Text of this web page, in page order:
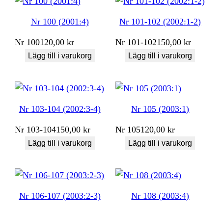
Nr 100 (2001:4)
Nr 100120,00kr
Lägg till i varukorg
Nr 101-102 (2002:1-2)
Nr 101-102150,00kr
Lägg till i varukorg
Nr 103-104 (2002:3-4)
Nr 103-104150,00kr
Lägg till i varukorg
Nr 105 (2003:1)
Nr 105120,00kr
Lägg till i varukorg
Nr 106-107 (2003:2-3) Nr 108 (2003:4)